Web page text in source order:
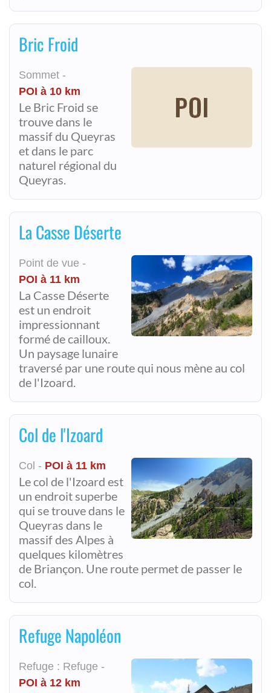
Bric Froid
Sommet -
POI à 10 km
Le Bric Froid se
trouve dans le
massif du Queyras
et dans le parc
naturel régional du
Queyras.
La Casse Déserte
Point de vue -
POI à 11 km
La Casse Déserte
est un endroit
impressionnant
formé de cailloux.
Un paysage lunaire
traversé par une route qui nous mène au col
de l'Izoard.
Col de l'Izoard
Col - POI à 11 km
Le col de l'Izoard est
un endroit superbe
qui se trouve dans le
Queyras dans le
massif des Alpes à
quelques kilomètres
de Briançon. Une route permet de passer le
col.
Refuge Napoléon
Refuge : Refuge -
POI à 12 km